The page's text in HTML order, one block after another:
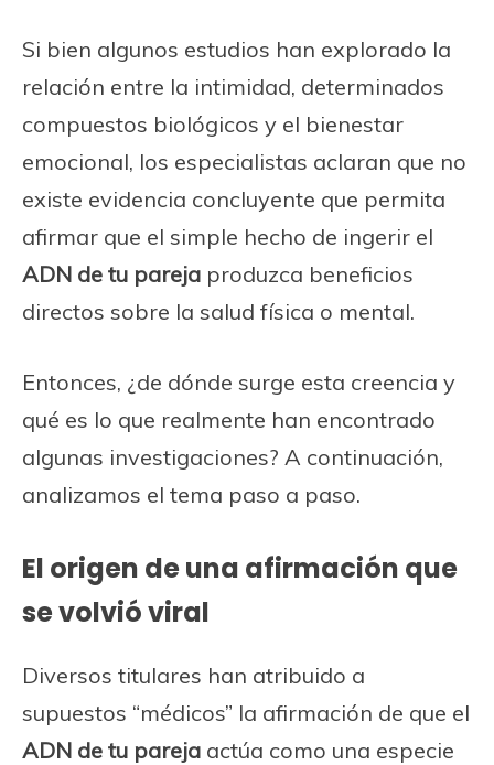
Si bien algunos estudios han explorado la
relación entre la intimidad, determinados
compuestos biológicos y el bienestar
emocional, los especialistas aclaran que no
existe evidencia concluyente que permita
afirmar que el simple hecho de ingerir el
ADN de tu pareja produzca beneficios
directos sobre la salud física o mental.
Entonces, ¿de dónde surge esta creencia y
qué es lo que realmente han encontrado
algunas investigaciones? A continuación,
analizamos el tema paso a paso.
El origen de una afirmación que
se volvió viral
Diversos titulares han atribuido a
supuestos “médicos” la afirmación de que el
ADN de tu pareja actúa como una especie